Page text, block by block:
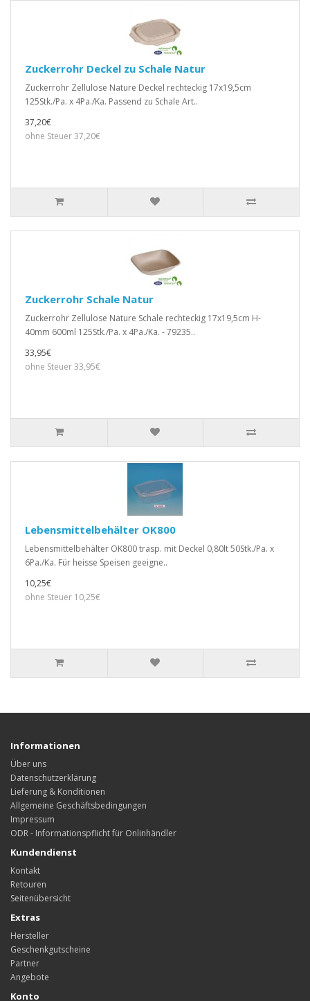
Zuckerrohr Deckel zu Schale Natur
Zuckerrohr Zellulose Nature Deckel rechteckig 17x19,5cm
125Stk./Pa. x 4Pa./Ka. Passend zu Schale Art..
37,20€
ohne Steuer 37,20€
Zuckerrohr Schale Natur
Zuckerrohr Zellulose Nature Schale rechteckig 17x19,5cm H-
40mm 600ml 125Stk./Pa. x 4Pa./Ka. - 79235..
33,95€
ohne Steuer 33,95€
Lebensmittelbehälter OK800
Lebensmittelbehälter OK800 trasp. mit Deckel 0,80lt 50Stk./Pa. x
6Pa./Ka. Für heisse Speisen geeigne..
10,25€
ohne Steuer 10,25€
Informationen
Über uns
Datenschutzerklärung
Lieferung & Konditionen
Allgemeine Geschäftsbedingungen
Impressum
ODR - Informationspflicht für Onlinhändler
Kundendienst
Kontakt
Retouren
Seitenübersicht
Extras
Hersteller
Geschenkgutscheine
Partner
Angebote
Konto